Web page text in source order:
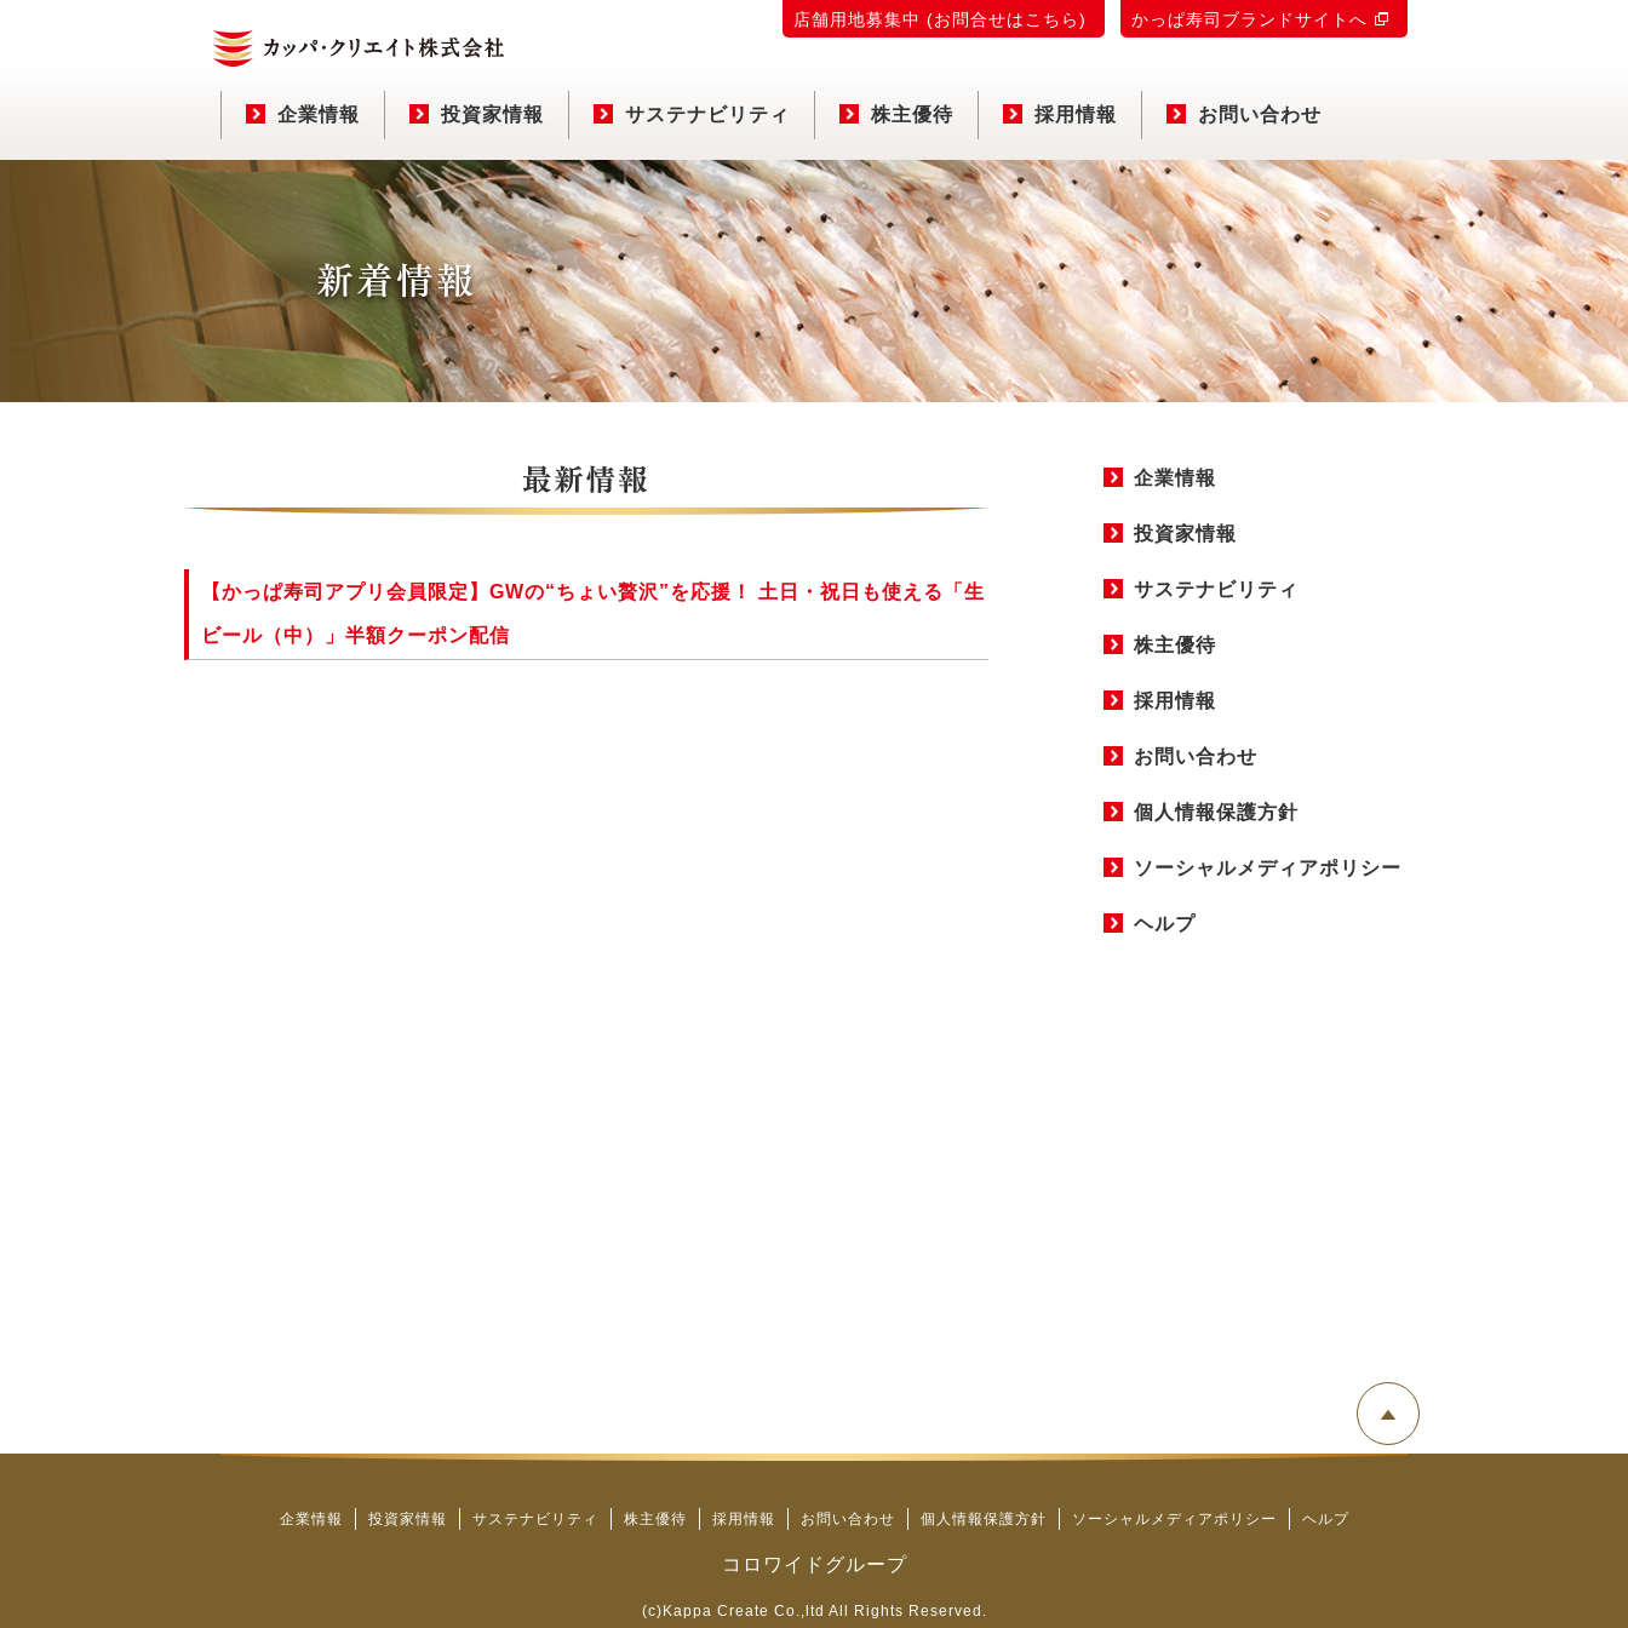
企業情報 投資家情報 サステナビリティ 株主優待 採用情報 お問い合わせ
店舗用地募集中 (お問合せはこちら) かっぱ寿司ブランドサイトへ
【かっぱ寿司アプリ会員限定】GWの“ちょい贅沢”を応援！ 土日・祝日も使える「生
ビール（中）」半額クーポン配信
企業情報
投資家情報
サステナビリティ
株主優待
採用情報
お問い合わせ
個人情報保護方針
ソーシャルメディアポリシー
ヘルプ
企業情報 投資家情報 サステナビリティ 株主優待 採用情報 お問い合わせ 個人情報保護方針 ソーシャルメディアポリシー ヘルプ
コロワイドグループ
(c)Kappa Create Co.,ltd All Rights Reserved.